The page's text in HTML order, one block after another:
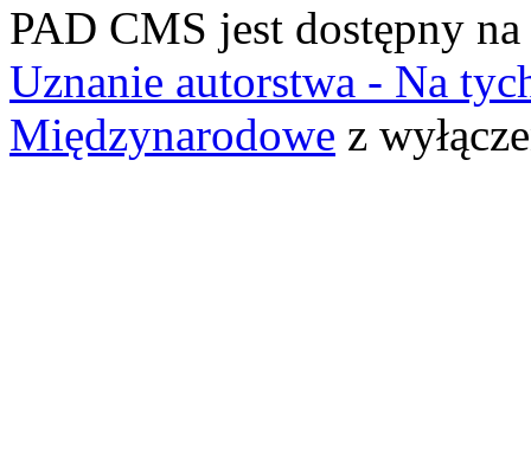
PAD CMS jest dostępny na
Uznanie autorstwa - Na
Międzynarodowe z